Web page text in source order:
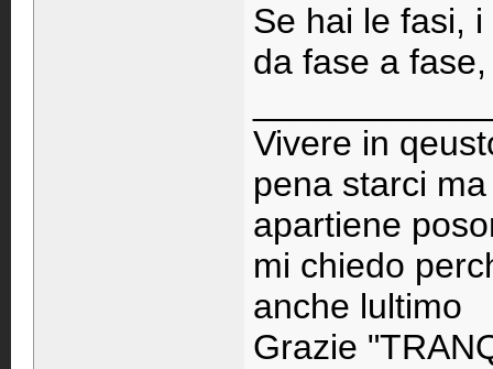
Se hai le fasi,
da fase a
Vivere in
pena starci
apartiene
mi chiedo
anche lultimo
Grazie